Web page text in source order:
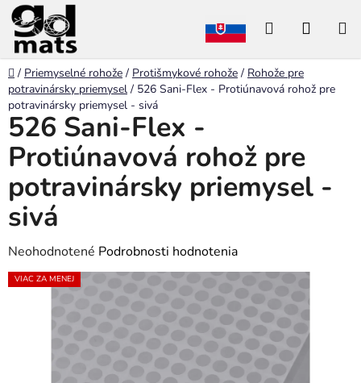
Prejsť
na
obsah
Hľadať
Domov
/ Priemyselné rohože / Protišmykové rohože / Rohože pre
potravinársky priemysel / 526 Sani-Flex - Protiúnavová rohož pre
potravinársky priemysel - sivá
526 Sani-Flex -
Protiúnavová rohož pre
potravinársky priemysel -
sivá
Priemerné
hodnotenie
Neohodnotené Podrobnosti hodnotenia
VIAC ZA MENEJ